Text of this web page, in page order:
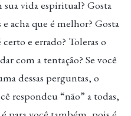
vida espiritual? Gosta
acha que é melhor? Gosta
e errado? Toleras o
com a tentação? Se você
dessas perguntas, o
respondeu “não” a todas,